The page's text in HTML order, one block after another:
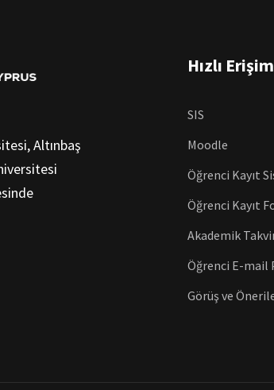
Altınbaş
Hızlı Erişim
SIS
Moodle
Öğrenci Kayıt
Öğrenci Kayıt
Akademik
Öğrenci E-mail
Görüş ve